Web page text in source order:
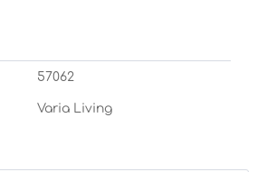
57062
Varia Living